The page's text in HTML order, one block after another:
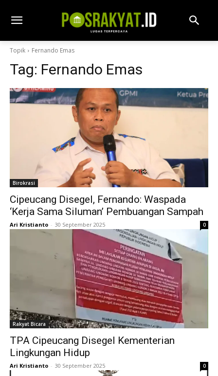
Topik Fernando Emas
Tag: Fernando Emas
Birokrasi
Cipeucang Disegel, Fernando: Waspada
‘Kerja Sama Siluman’ Pembuangan Sampah
Ari Kristianto - 30 September 2025 0
Rakyat Bicara
TPA Cipeucang Disegel Kementerian
Lingkungan Hidup
Ari Kristianto - 30 September 2025 0